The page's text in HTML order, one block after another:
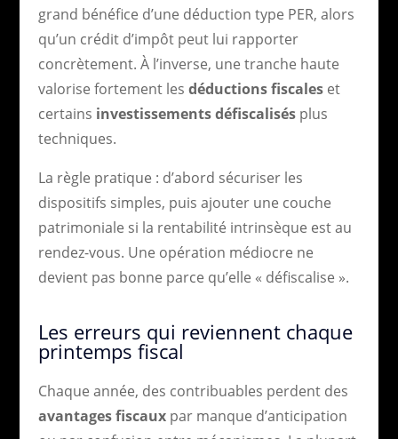
grand bénéfice d’une déduction type PER, alors
qu’un crédit d’impôt peut lui rapporter
concrètement. À l’inverse, une tranche haute
valorise fortement les déductions fiscaleset
certains investissements défiscalisésplus
techniques.
La règle pratique : d’abord sécuriser les
dispositifs simples, puis ajouter une couche
patrimoniale si la rentabilité intrinsèque est au
rendez-vous. Une opération médiocre ne
devient pas bonne parce qu’elle « défiscalise ».
Les erreurs qui reviennent chaque
printemps fiscal
Chaque année, des contribuables perdent des
avantages fiscauxpar manque d’anticipation